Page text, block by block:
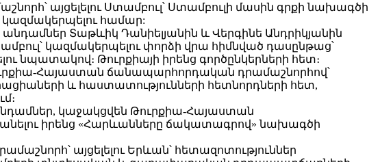
այցելելու Ստամբուլ՝ Ստամբուլի մասին գրքի նախագծի
համար:
Տաթևիկ Դանիելյանին և Վերգինե Անդրիկյանին
կազմակերպելու փորձի վրա հիմնված դասընթաց՝
նպատակով։ Թուրքիայի իրենց գործընկերների հետ։
Հայաստան ճանապարհորդական դրամաշնորհով՝
և հաստատությունների հետնորդների հետ,
ի անդամներ, կաջակցվեն Թուրքիա-Հայաստան
անելու իրենց «Հարևանները ճակատագրով» նախագծի
այցելելու Երևան՝ հետազոտություններ